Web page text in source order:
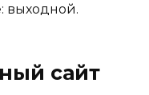
выходной.
сайт